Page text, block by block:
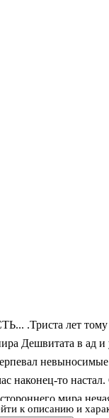
.Триста лет тому
Дешвитата в ад
наконец-то
мира
к описанию и